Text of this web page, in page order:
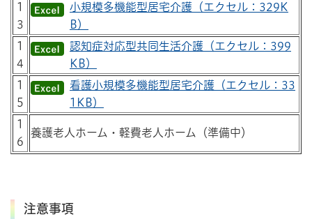
1
3
小規模多機能型居宅介護（エクセル：329K
B）
1
4
認知症対応型共同生活介護（エクセル：399
KB）
1
5
看護小規模多機能型居宅介護（エクセル：33
1KB）
1
6
養護老人ホーム・軽費老人ホーム（準備中）
注意事項